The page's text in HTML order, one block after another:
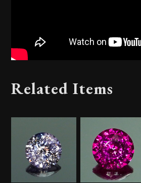
Related Items